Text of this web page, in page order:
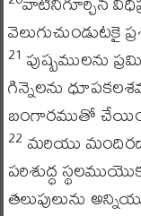
వెలుగుచుండుటకై
21 పుష్పములను
గిన్నెలను
బంగారముతో
22 మరియు
పరిశుద్ధ
తలుపులును